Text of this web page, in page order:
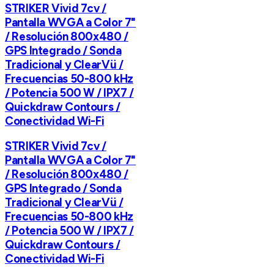
STRIKER Vivid 7cv /
Pantalla WVGA a Color 7"
/ Resolución 800x480 /
GPS Integrado / Sonda
Tradicional y ClearVü /
Frecuencias 50-800 kHz
/ Potencia 500 W / IPX7 /
Quickdraw Contours /
Conectividad Wi-Fi
STRIKER Vivid 7cv /
Pantalla WVGA a Color 7"
/ Resolución 800x480 /
GPS Integrado / Sonda
Tradicional y ClearVü /
Frecuencias 50-800 kHz
/ Potencia 500 W / IPX7 /
Quickdraw Contours /
Conectividad Wi-Fi